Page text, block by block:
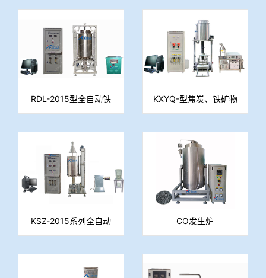
RDL-2015型全自动铁
矿石高温荷重还原软熔
KXYQ-型焦炭、铁矿物
高温冶金性能分析仪
KSZ-2015系列全自动
铁前炉料冶金性能综合
CO发生炉